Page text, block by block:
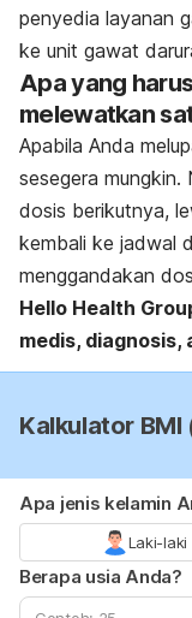
penyedia layanan
ke unit gawat
Apa yang
melewatkan
Apabila Anda
sesegera
dosis berikutnya,
kembali ke jadwal
menggandakan
Hello Health
medis,
Kalkulator BMI
Apa jenis kelamin
Laki-laki
Berapa usia Anda?